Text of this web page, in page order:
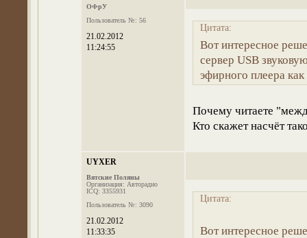
ОФрУ
Пользователь №: 56
21.02.2012
11:24:55
Цитата:
Вот интересное
сервер USB
эфирного плеера
Почему читаете
Кто скажет насчёт
UYXER
Вятские Поляны
Организация: Авторадио
ICQ: 3355931
Пользователь №: 3090
21.02.2012
11:33:35
Цитата:
Вот интересное